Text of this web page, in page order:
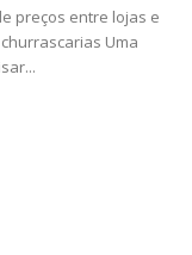
preços entre lojas e
Uma